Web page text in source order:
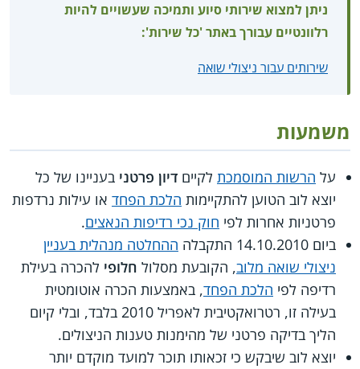
ניתן למצוא שירותי סיוע ותמיכה שעשויים להיות
רלוונטיים עבורך באתר 'כל שירות':
שירותים עבור ניצולי שואה
משמעות
על הרשות המוסמכת לקיים דיון פרטני בעניינו של כל
יוצא לוב הטוען להתקיימות הלכת הפחד או עילות נרדפות
פרטניות אחרות לפי חוק נכי רדיפות הנאצים.
ביום 14.10.2010 התקבלה
ההחלטה מנהלית בעניין
ניצולי שואה מלוב, הקובעת מסלול חלופי להכרה בעילת
רדיפה לפי הלכת הפחד, באמצעות הכרה אוטומטית
בעילה זו, רטרואקטיבית לאפריל 2010 בלבד, ובלי קיום
הליך בדיקה פרטני של מהימנות טענות הניצולים.
יוצא לוב שיבקש כי זכאותו תוכר למועד מוקדם יותר